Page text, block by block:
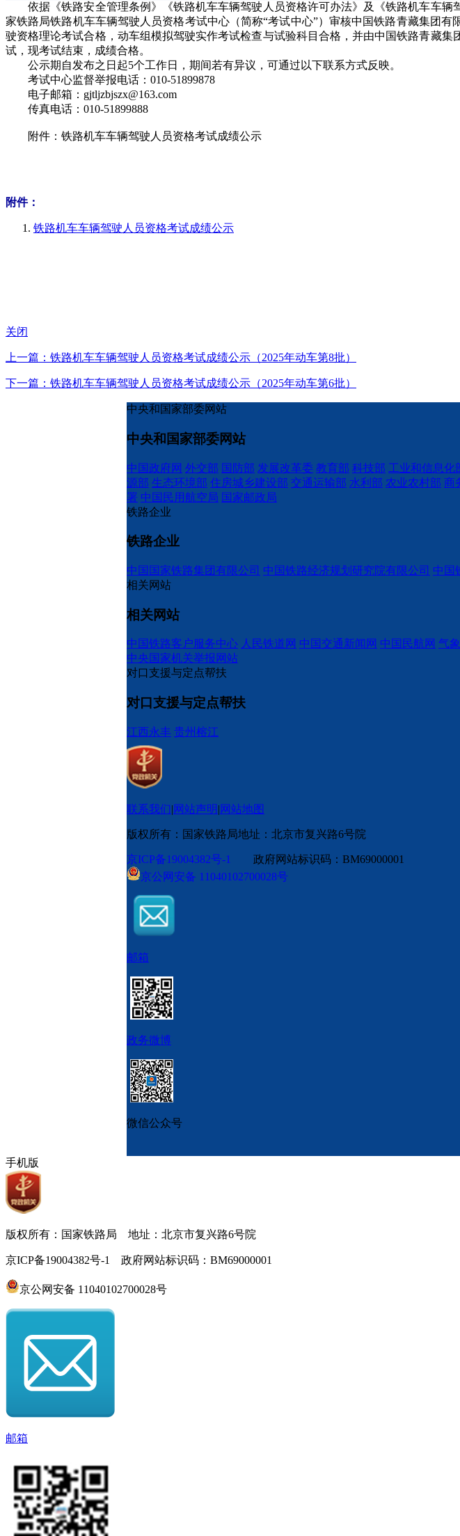
依据《铁路安全管理条例》《铁路机车车辆驾驶人员资格许可办法》及《铁路机车车辆
家铁路局铁路机车车辆驾驶人员资格考试中心（简称“考试中心”）审核中国铁路青藏集团有
驶资格理论考试合格，动车组模拟驾驶实作考试检查与试验科目合格，并由中国铁路青藏
试，现考试结束，成绩合格。
公示期自发布之日起5个工作日，期间若有异议，可通过以下联系方式反映。
考试中心监督举报电话：010-51899878
电子邮箱：gjtljzbjszx@163.com
传真电话：010-51899888
附件：铁路机车车辆驾驶人员资格考试成绩公示
附件：
铁路机车车辆驾驶人员资格考试成绩公示
关闭
上一篇：铁路机车车辆驾驶人员资格考试成绩公示（2025年动车第8批）
下一篇：铁路机车车辆驾驶人员资格考试成绩公示（2025年动车第6批）
中央和国家部委网站
中央和国家部委网站
中国政府网 外交部 国防部 发展改革委 教育部 科技部 工业和信息化
源部 生态环境部 住房城乡建设部 交通运输部 水利部 农业农村部 商
署 中国民用航空局 国家邮政局
铁路企业
铁路企业
中国国家铁路集团有限公司 中国铁路经济规划研究院有限公司 中国
相关网站
相关网站
中国铁路客户服务中心 人民铁道网 中国交通新闻网 中国民航网 气
中央国家机关举报网站
对口支援与定点帮扶
对口支援与定点帮扶
江西永丰 贵州榕江
联系我们|网站声明|网站地图
版权所有：国家铁路局地址：北京市复兴路6号院
京ICP备19004382号-1
政府网站标识码：BM69000001
京公网安备 11040102700028号
邮箱
政务微博
微信公众号
手机版
版权所有：国家铁路局 地址：北京市复兴路6号院
京ICP备19004382号-1 政府网站标识码：BM69000001
京公网安备 11040102700028号
邮箱